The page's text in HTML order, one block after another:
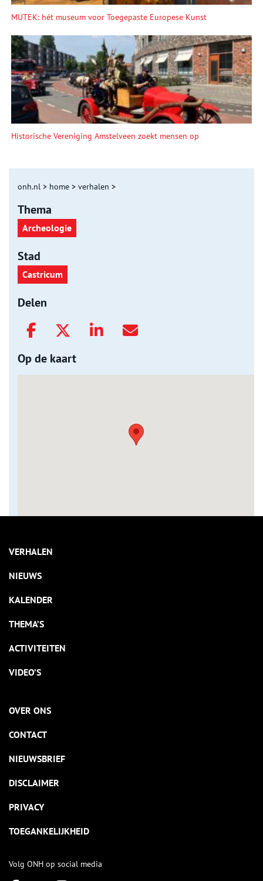
MUTEK: hét museum voor Toegepaste Europese Kunst
Historische Vereniging Amstelveen zoekt mensen op
onh.nl > home > verhalen >
Thema
Archeologie
Stad
Castricum
Delen
Op de kaart
VERHALEN
NIEUWS
KALENDER
THEMA’S
ACTIVITEITEN
VIDEO’S
OVER ONS
CONTACT
NIEUWSBRIEF
DISCLAIMER
PRIVACY
TOEGANKELIJKHEID
Volg ONH op social media